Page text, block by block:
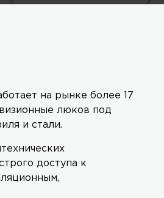
на рынке более 17
люков под
и стали.
доступа к